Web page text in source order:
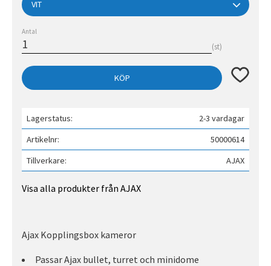
Antal
st
KÖP Lägg till
Lagerstatus
2-3 vardagar
Artikelnr
50000614
Tillverkare
AJAX
Visa alla produkter från AJAX
Ajax Kopplingsbox kameror
Passar Ajax bullet, turret och minidome